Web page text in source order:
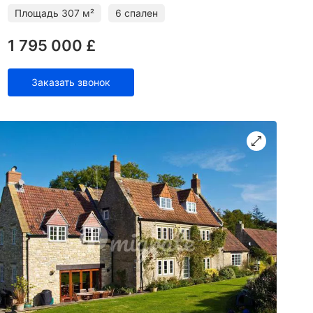
есть несколько ул
Площадь 307 м² 6 спален
1 795 000 £
Заказать звонок